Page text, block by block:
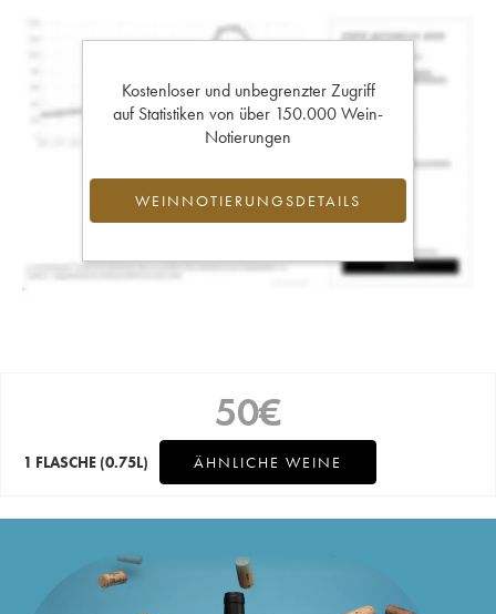
Kostenloser und unbegrenzter Zugriff
auf Statistiken von über 150.000 Wein-
Notierungen
WEINNOTIERUNGSDETAILS
50€
1 FLASCHE (0.75L) ÄHNLICHE WEINE